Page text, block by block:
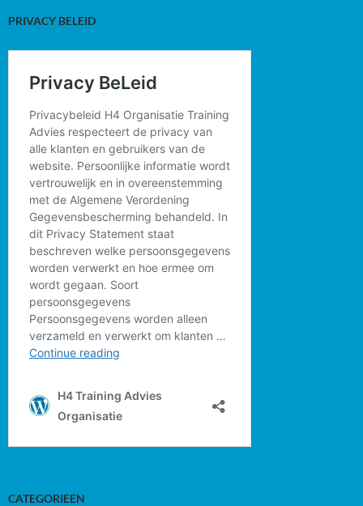
PRIVACY BELEID
CATEGORIEEN